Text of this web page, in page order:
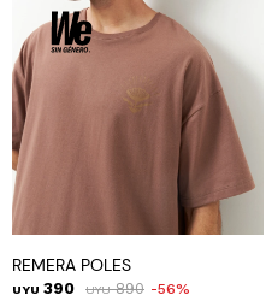
REMERA POLES
UYU 390 UYU 890 56